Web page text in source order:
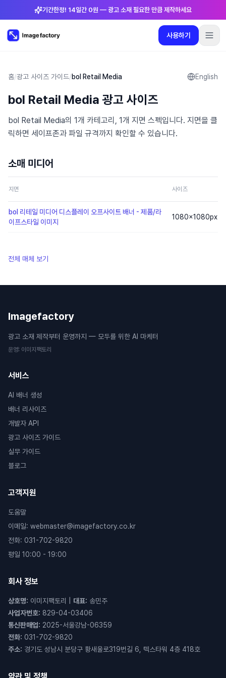
기간한정! 14일간 0원 — 광고 소재 필요한 만큼 제작하세요
사용하기 플러그인 🇰🇷 한국어
사용하기
요금제
홈/광고 사이즈 가이드/bol Retail Media English
bol Retail Media 광고 사이즈
bol Retail Media의 1개 카테고리, 1개 지면 스펙입니다. 지면을 클
릭하면 세이프존과 파일 규격까지 확인할 수 있습니다.
소매 미디어
지면 사이즈
bol 리테일 미디어 디스플레이 오프사이트 배너 - 제품/라
이프스타일 이미지
1080×1080px
전체 매체 보기
Imagefactory
광고 소재 제작부터 운영까지 — 모두를 위한 AI 마케터
운영: 이미지팩토리
서비스
AI 배너 생성
배너 리사이즈
개발자 API
광고 사이즈 가이드
실무 가이드
블로그
고객지원
도움말
이메일: webmaster@imagefactory.co.kr
전화: 031-702-9820
평일 10:00 - 19:00
회사 정보
상호명: 이미지팩토리 대표: 송민주
사업자번호: 829-04-03406
통신판매업: 2025-서울강남-06359
전화: 031-702-9820
주소: 경기도 성남시 분당구 황새울로319번길 6, 텍스타워 4층 418호